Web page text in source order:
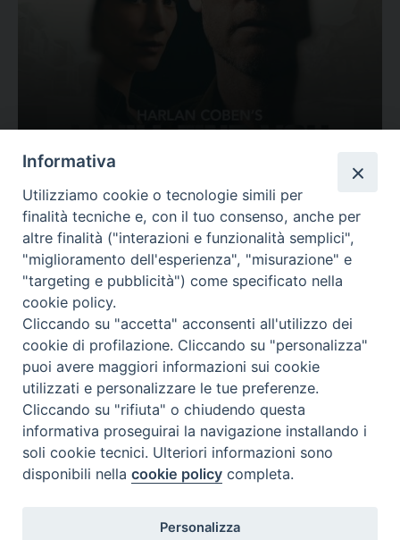
Valutazione
Complesso, Problematico
Tematica: Amore-Sentimenti, Carcere...
Contatti & Info
C.ne Aurelia, 50 – 00165 Roma
Contatti
Scrivi a: cnvf@chiesacattolica.it
Informativa
Utilizziamo cookie o tecnologie simili per
finalità tecniche e, con il tuo consenso, anche per
altre finalità ("interazioni e funzionalità semplici",
"miglioramento dell'esperienza", "misurazione" e
"targeting e pubblicità") come specificato nella
cookie policy.
Cliccando su "accetta" acconsenti all'utilizzo dei
cookie di profilazione. Cliccando su "personalizza"
puoi avere maggiori informazioni sui cookie
utilizzati e personalizzare le tue preferenze.
Cliccando su "rifiuta" o chiudendo questa
informativa proseguirai la navigazione installando i
soli cookie tecnici. Ulteriori informazioni sono
disponibili nellacookie policy completa.
Personalizza